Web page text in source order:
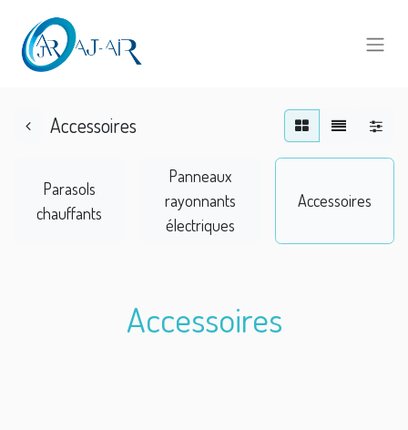
Accessoires
Parasols
chauffants
Panneaux
rayonnants
électriques
Accessoires
Accessoires